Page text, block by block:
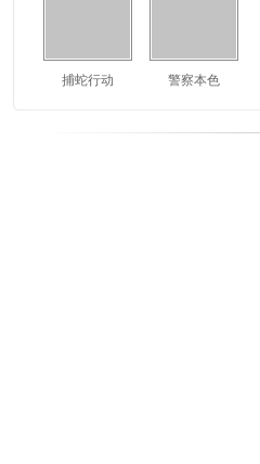
捕蛇行动 警察本色